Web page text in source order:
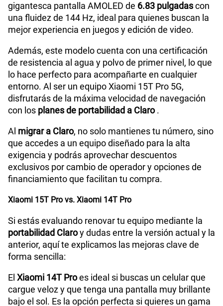
gigantesca pantalla AMOLED de 6.83 pulgadascon
una fluidez de 144 Hz, ideal para quienes buscan la
mejor experiencia en juegos y edición de video.
Además, este modelo cuenta con una certificación
de resistencia al agua y polvo de primer nivel, lo que
lo hace perfecto para acompañarte en cualquier
entorno. Al ser un equipo Xiaomi 15T Pro 5G,
disfrutarás de la máxima velocidad de navegación
con los planes de portabilidad a Claro.
Al migrar a Claro, no solo mantienes tu número, sino
que accedes a un equipo diseñado para la alta
exigencia y podrás aprovechar descuentos
exclusivos por cambio de operador y opciones de
financiamiento que facilitan tu compra.
Xiaomi 15T Pro vs. Xiaomi 14T Pro
Si estás evaluando renovar tu equipo mediante la
portabilidad Claroy dudas entre la versión actual y la
anterior, aquí te explicamos las mejoras clave de
forma sencilla:
El Xiaomi 14T Proes ideal si buscas un celular que
cargue veloz y que tenga una pantalla muy brillante
bajo el sol. Es la opción perfecta si quieres un gama